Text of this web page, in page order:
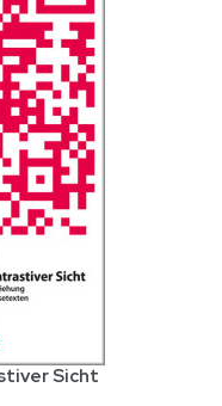
Sicht